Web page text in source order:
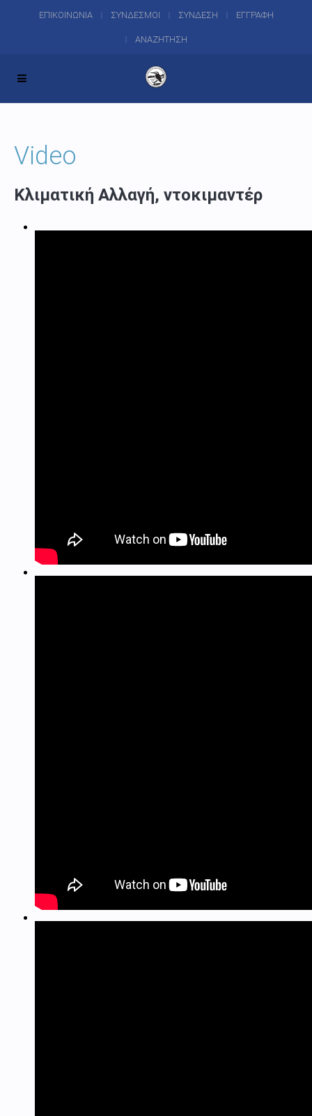
ΕΠΙΚΟΙΝΩΝΙΑ ΣΥΝΔΕΣΜΟΙ ΣΥΝΔΕΣΗ ΕΓΓΡΑΦΗ
ΑΝΑΖΗΤΗΣΗ
Video
Κλιματική Αλλαγή, ντοκιμαντέρ